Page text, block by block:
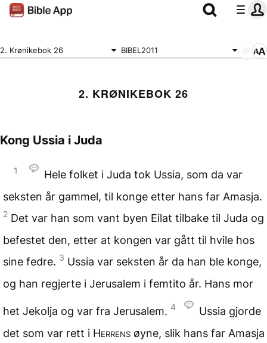
2. Krønikebok 26 BIBEL2011
2. KRØNIKEBOK 26
Kong Ussia i Juda
1
Hele folket i Juda tok Ussia, som da var
seksten år gammel, til konge etter hans far Amasja.
2 Det var han som vant byen Eilat tilbake til Juda og
befestet den, etter at kongen var gått til hvile hos
sine fedre. 3 Ussia var seksten år da han ble konge,
og han regjerte i Jerusalem i femtito år. Hans mor
het Jekolja og var fra Jerusalem. 4
Ussia gjorde
det som var rett i Herrens øyne, slik hans far Amasja